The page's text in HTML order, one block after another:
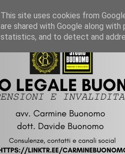
This site uses cookies from
are shared with Google along
statistics, and to detect and